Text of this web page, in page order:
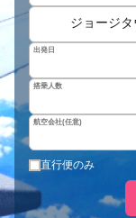
ジョージタ
出発日
搭乗人数
航空会社(任意)
直行便のみ